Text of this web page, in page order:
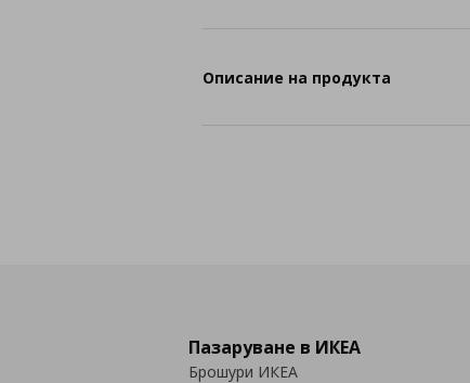
Описание на продукта
Пазаруване в ИКЕА
Брошури ИКЕА